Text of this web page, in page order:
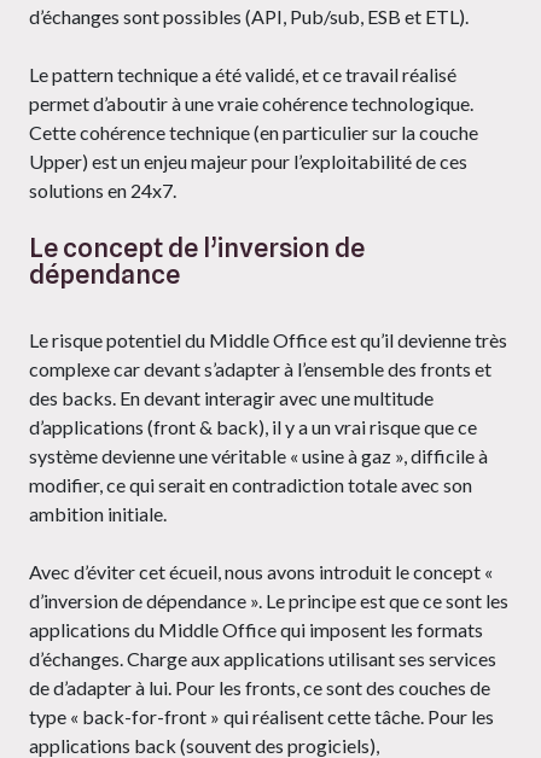
d’échanges sont possibles (API, Pub/sub, ESB et ETL).
Le pattern technique a été validé, et ce travail réalisé
permet d’aboutir à une vraie cohérence technologique.
Cette cohérence technique (en particulier sur la couche
Upper) est un enjeu majeur pour l’exploitabilité de ces
solutions en 24x7.
Le concept de l’inversion de
dépendance
Le risque potentiel du Middle Office est qu’il devienne très
complexe car devant s’adapter à l’ensemble des fronts et
des backs. En devant interagir avec une multitude
d’applications (front & back), il y a un vrai risque que ce
système devienne une véritable « usine à gaz », difficile à
modifier, ce qui serait en contradiction totale avec son
ambition initiale.
Avec d’éviter cet écueil, nous avons introduit le concept «
d’inversion de dépendance ». Le principe est que ce sont les
applications du Middle Office qui imposent les formats
d’échanges. Charge aux applications utilisant ses services
de d’adapter à lui. Pour les fronts, ce sont des couches de
type « back-for-front » qui réalisent cette tâche. Pour les
applications back (souvent des progiciels),